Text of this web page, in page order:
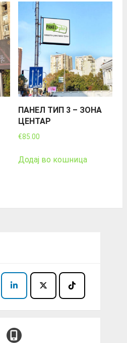
ПАНЕЛ ТИП 3 – ЗОНА
ЦЕНТАР
€85.00
Додај во кошница